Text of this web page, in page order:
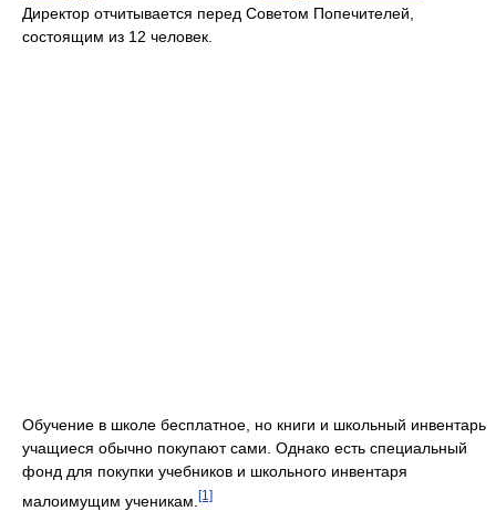
Директор отчитывается перед Советом Попечителей,
состоящим из 12 человек.
Обучение в школе бесплатное, но книги и школьный инвентарь
учащиеся обычно покупают сами. Однако есть специальный
фонд для покупки учебников и школьного инвентаря
малоимущим ученикам. [1]